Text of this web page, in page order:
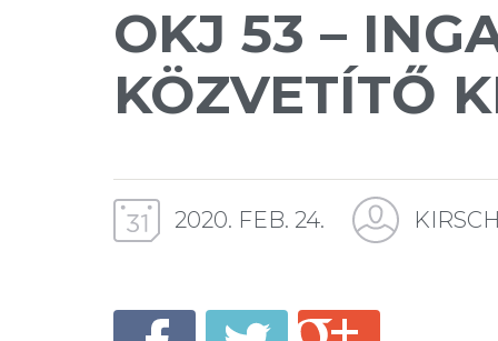
OKJ 53 –
KÖZVETÍTŐ
2020. FEB. 24.